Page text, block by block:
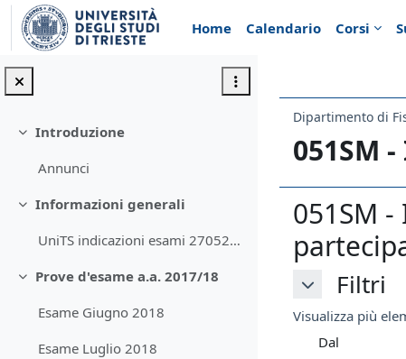
Vai al contenuto principale
Home
Calendario Corsi
Minimizza
Introduzione
Annunci
Minimizza
Informazioni generali
UniTS indicazioni esami 270520[1]
Minimizza
Prove d'esame a.a. 2017/18
Esame Giugno 2018
Esame Luglio 2018
Dipartimento di
051SM
051SM -
Filtri
Filtri Filtri
Visualizza più
Dal